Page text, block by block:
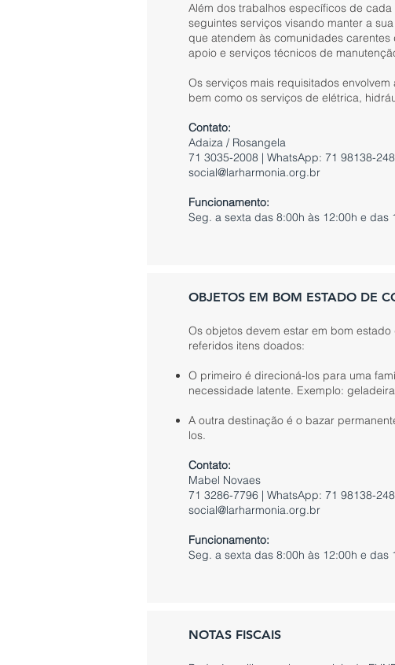
Além dos trabalhos específicos de
seguintes serviços visando manter a
que atendem às comunidades
apoio e serviços técnicos de
Os serviços mais requisitados
bem como os serviços de elétrica,
Contato:
Adaiza / Rosangela
71 3035-2008 | WhatsApp: 71 98138-
social@larharmonia.org.br
Funcionamento:
Seg. a sexta das 8:00h às 12:00h e
OBJETOS EM BOM ESTADO DE
Os objetos devem estar em bom
referidos itens doados:
O primeiro é direcioná-los para uma
necessidade latente. Exemplo:
A outra destinação é o bazar
los.
Contato:
Mabel Novaes
71 3286-7796 | WhatsApp: 71 98138-
social@larharmonia.org.br
Funcionamento:
Seg. a sexta das 8:00h às 12:00h e
NOTAS FISCAIS